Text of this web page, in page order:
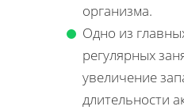
организма.
Одно из
регулярных
увеличение
длительности